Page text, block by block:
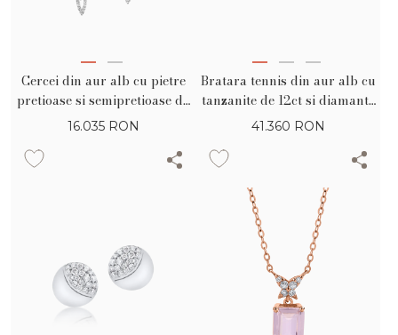
Cercei din aur alb cu pietre
pretioase si semipretioase de
6.2ct
16.035 RON
Bratara tennis din aur alb cu
tanzanite de 12ct si diamante
de 0.8ct
41.360 RON